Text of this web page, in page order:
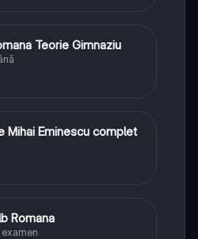
Teorie Gimnaziu
Mihai Eminescu complet
Romana